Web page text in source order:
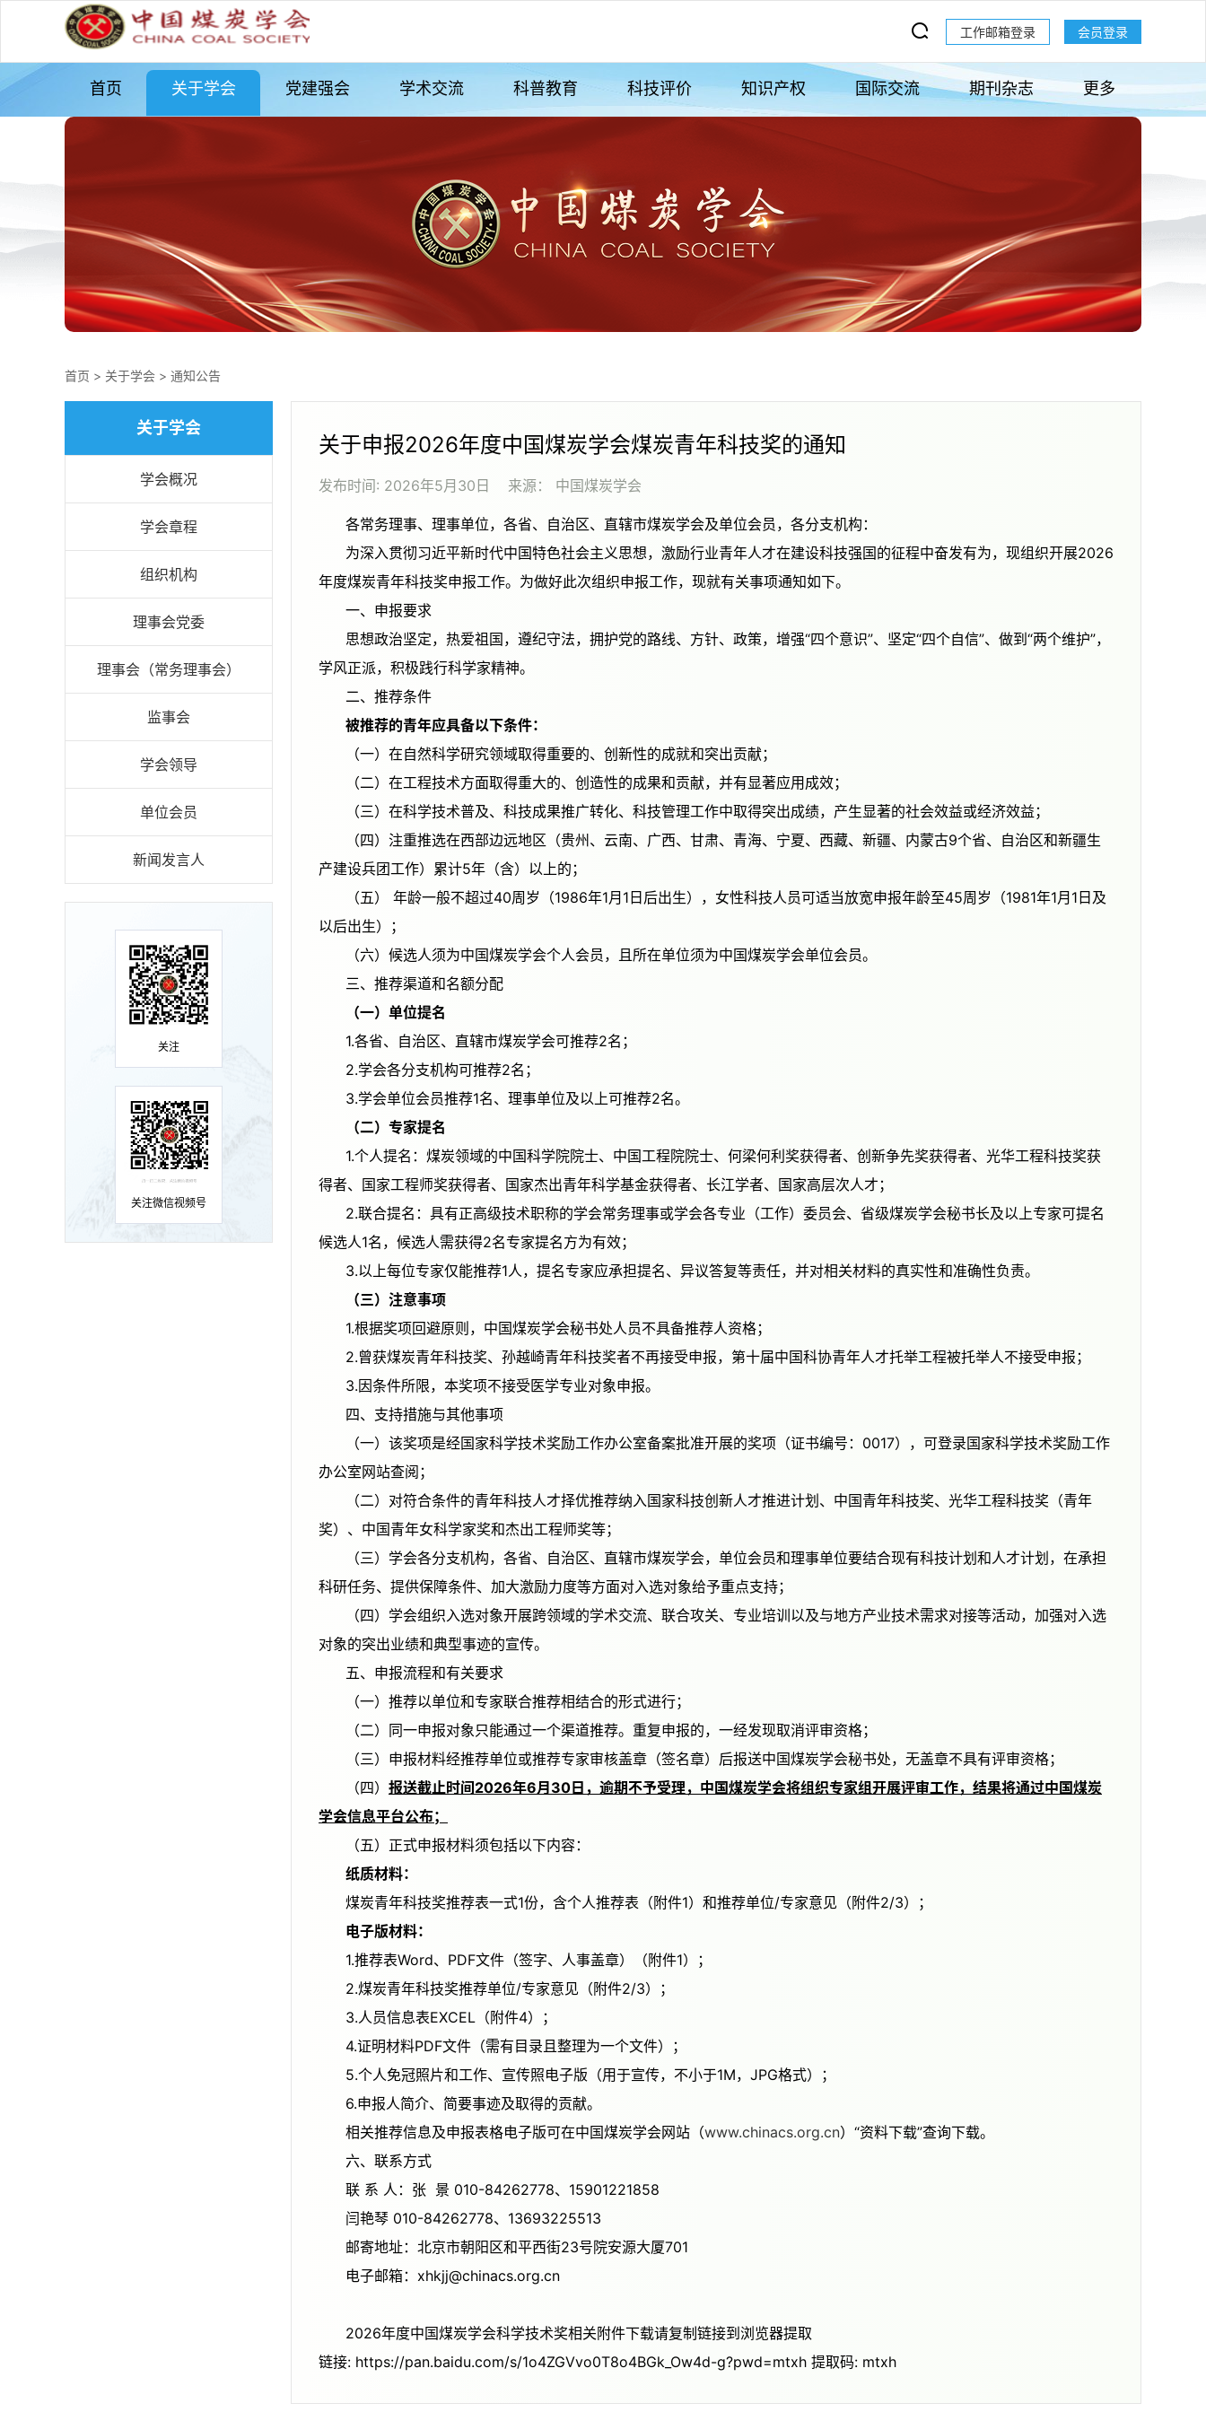
工作邮箱登录 会员登录
首页 关于学会 党建强会 学术交流 科普教育 科技评价 知识产权 国际交流 期刊杂志 更多
首页 > 关于学会 > 通知公告
关于学会
学会概况
学会章程
组织机构
理事会党委
理事会（常务理事会）
监事会
学会领导
单位会员
新闻发言人
关注
关注微信视频号
关于申报2026年度中国煤炭学会煤炭青年科技奖的通知
发布时间: 2026年5月30日 来源： 中国煤炭学会
各常务理事、理事单位，各省、自治区、直辖市煤炭学会及单位会员，各分支机构：
为深入贯彻习近平新时代中国特色社会主义思想，激励行业青年人才在建设科技强国的征程中奋发有为，现组织开展2026
年度煤炭青年科技奖申报工作。为做好此次组织申报工作，现就有关事项通知如下。
一、申报要求
思想政治坚定，热爱祖国，遵纪守法，拥护党的路线、方针、政策，增强“四个意识”、坚定“四个自信”、做到“两个维护”，
学风正派，积极践行科学家精神。
二、推荐条件
被推荐的青年应具备以下条件：
（一）在自然科学研究领域取得重要的、创新性的成就和突出贡献；
（二）在工程技术方面取得重大的、创造性的成果和贡献，并有显著应用成效；
（三）在科学技术普及、科技成果推广转化、科技管理工作中取得突出成绩，产生显著的社会效益或经济效益；
（四）注重推选在西部边远地区（贵州、云南、广西、甘肃、青海、宁夏、西藏、新疆、内蒙古9个省、自治区和新疆生
产建设兵团工作）累计5年（含）以上的；
（五） 年龄一般不超过40周岁（1986年1月1日后出生），女性科技人员可适当放宽申报年龄至45周岁（1981年1月1日及
以后出生）；
（六）候选人须为中国煤炭学会个人会员，且所在单位须为中国煤炭学会单位会员。
三、推荐渠道和名额分配
（一）单位提名
1.各省、自治区、直辖市煤炭学会可推荐2名；
2.学会各分支机构可推荐2名；
3.学会单位会员推荐1名、理事单位及以上可推荐2名。
（二）专家提名
1.个人提名：煤炭领域的中国科学院院士、中国工程院院士、何梁何利奖获得者、创新争先奖获得者、光华工程科技奖获
得者、国家工程师奖获得者、国家杰出青年科学基金获得者、长江学者、国家高层次人才；
2.联合提名：具有正高级技术职称的学会常务理事或学会各专业（工作）委员会、省级煤炭学会秘书长及以上专家可提名
候选人1名，候选人需获得2名专家提名方为有效；
3.以上每位专家仅能推荐1人，提名专家应承担提名、异议答复等责任，并对相关材料的真实性和准确性负责。
（三）注意事项
1.根据奖项回避原则，中国煤炭学会秘书处人员不具备推荐人资格；
2.曾获煤炭青年科技奖、孙越崎青年科技奖者不再接受申报，第十届中国科协青年人才托举工程被托举人不接受申报；
3.因条件所限，本奖项不接受医学专业对象申报。
四、支持措施与其他事项
（一）该奖项是经国家科学技术奖励工作办公室备案批准开展的奖项（证书编号：0017），可登录国家科学技术奖励工作
办公室网站查阅；
（二）对符合条件的青年科技人才择优推荐纳入国家科技创新人才推进计划、中国青年科技奖、光华工程科技奖（青年
奖）、中国青年女科学家奖和杰出工程师奖等；
（三）学会各分支机构，各省、自治区、直辖市煤炭学会，单位会员和理事单位要结合现有科技计划和人才计划，在承担
科研任务、提供保障条件、加大激励力度等方面对入选对象给予重点支持；
（四）学会组织入选对象开展跨领域的学术交流、联合攻关、专业培训以及与地方产业技术需求对接等活动，加强对入选
对象的突出业绩和典型事迹的宣传。
五、申报流程和有关要求
（一）推荐以单位和专家联合推荐相结合的形式进行；
（二）同一申报对象只能通过一个渠道推荐。重复申报的，一经发现取消评审资格；
（三）申报材料经推荐单位或推荐专家审核盖章（签名章）后报送中国煤炭学会秘书处，无盖章不具有评审资格；
（四） 报送截止时间2026年6月 30 日 ，逾期不予受理，中国煤炭学会将组织专家组开展评审工作，结果将通过中国煤炭
学会信息平台公布；
（五）正式申报材料须包括以下内容：
纸质材料：
煤炭青年科技奖推荐表一式1份，含个人推荐表（附件1）和推荐单位/专家意见（附件2/3）；
电子版材料：
1.推荐表Word、PDF文件（签字、人事盖章）（附件1）；
2.煤炭青年科技奖推荐单位/专家意见（附件2/3）；
3.人员信息表EXCEL（附件4）；
4.证明材料PDF文件（需有目录且整理为一个文件）；
5.个人免冠照片和工作、宣传照电子版（用于宣传，不小于1M，JPG格式）；
6.申报人简介、简要事迹及取得的贡献。
相关推荐信息及申报表格电子版可在中国煤炭学会网站（www.chinacs.org.cn）“资料下载”查询下载。
六、联系方式
联 系 人：张 景 010-84262778、15901221858
闫艳琴 010-84262778、13693225513
邮寄地址：北京市朝阳区和平西街23号院安源大厦701
电子邮箱：xhkjj@chinacs.org.cn
2026年度中国煤炭学会科学技术奖相关附件下载请复制链接到浏览器提取
链接: https://pan.baidu.com/s/1o4ZGVvo0T8o4BGk_Ow4d-g?pwd=mtxh 提取码: mtxh